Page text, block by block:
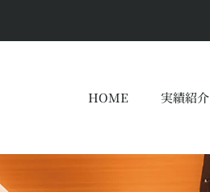
HOME 実績紹介